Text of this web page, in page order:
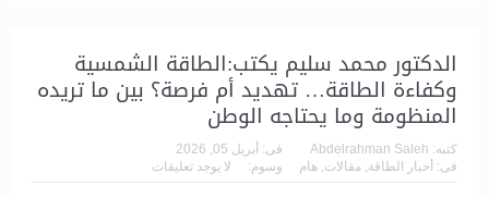
الدكتور محمد سليم يكتب:الطاقة الشمسية
وكفاءة الطاقة… تهديد أم فرصة؟ بين ما تريده
المنظومة وما يحتاجه الوطن
كتبه: Abdelrahman Saleh فى: أبريل 05, 2026
فى: أخبار الطاقة مقالات هام وسوم: لا يوجد تعليقات